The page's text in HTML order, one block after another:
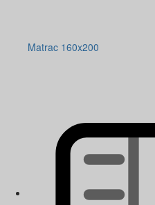
Matrac 160x200